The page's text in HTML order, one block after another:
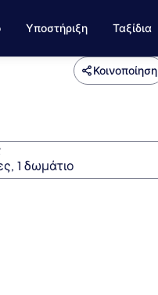
Υποστήριξη Ταξίδια
Κοινοποίηση